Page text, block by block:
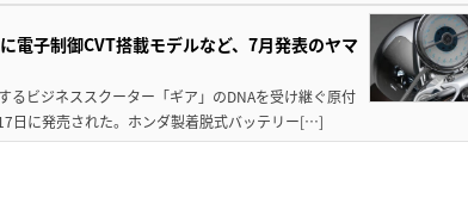
電子制御CVT搭載モデルなど、7月発表のヤマ
るビジネススクーター「ギア」のDNAを受け継ぐ原付
日に発売された。ホンダ製着脱式バッテリー[…]